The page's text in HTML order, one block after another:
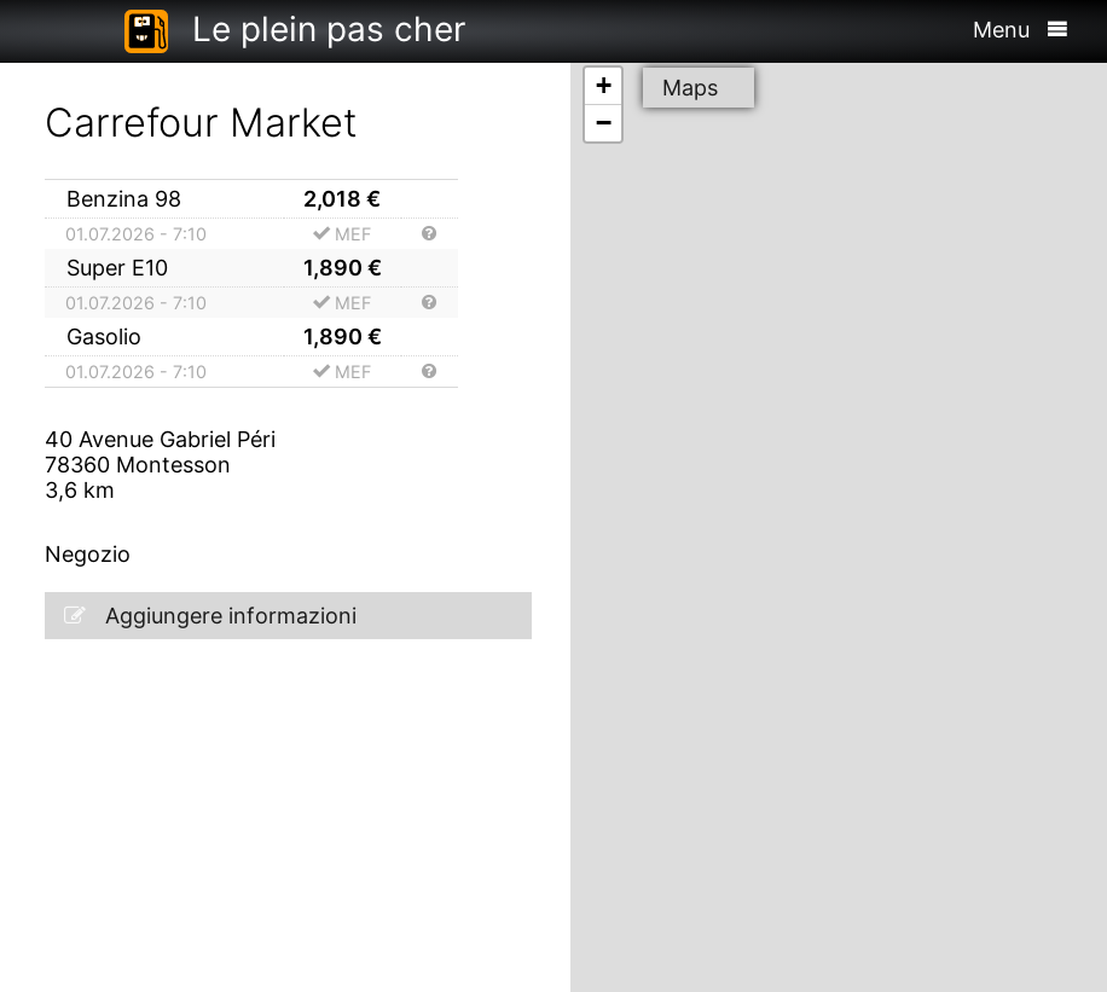
Le plein pas cher Menu
Carrefour Market
Benzina 98 2,018 €
01.07.2026 - 7:10 MEF
Super E10 1,890 €
01.07.2026 - 7:10 MEF
Gasolio 1,890 €
01.07.2026 - 7:10 MEF
40 Avenue Gabriel Péri
78360 Montesson
3,6 km
Negozio
Aggiungere informazioni
+
−
Maps